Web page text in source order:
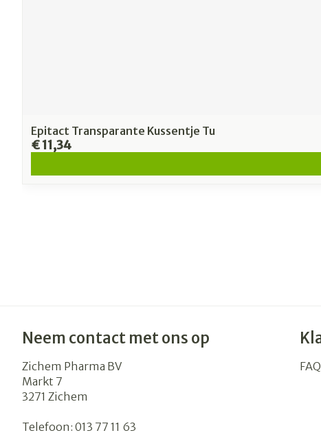
Epitact Transparante Kussentje Tu
€ 11,34
Neem contact met ons op
Zichem Pharma BV
Markt 7
3271 Zichem
Telefoon: 013 77 11 63
FAQ